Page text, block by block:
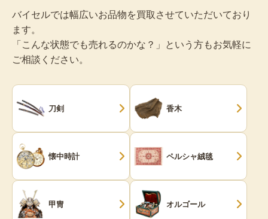
バイセルでは幅広いお品物を買取させていただいており
ます。
「こんな状態でも売れるのかな？」という方もお気軽に
ご相談ください。
刀剣 香木
懐中時計 ペルシャ絨毯
甲冑 オルゴール